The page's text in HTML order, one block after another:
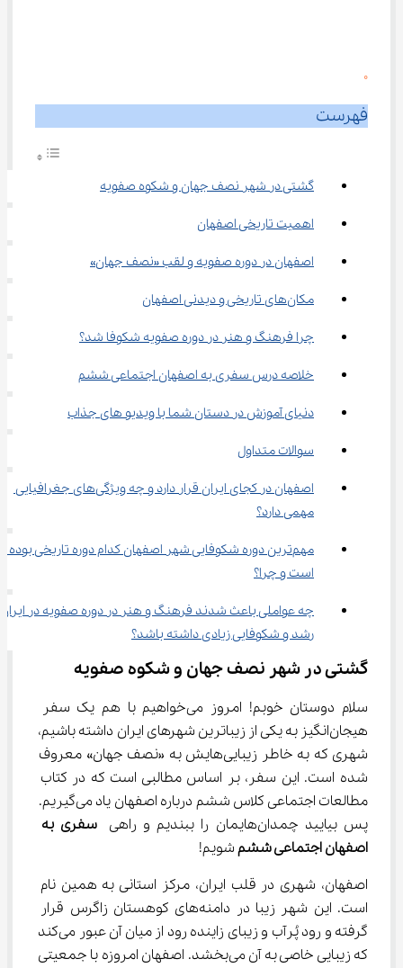
0
فهرست
گشتی در شهر نصف جهان و شکوه صفویه
اهمیت تاریخی اصفهان
اصفهان در دوره صفویه و لقب «نصف جهان»
مکان‌های تاریخی و دیدنی اصفهان
چرا فرهنگ و هنر در دوره صفویه شکوفا شد؟
خلاصه درس سفری به اصفهان اجتماعی ششم
دنیای آموزش در دستان شما با ویدیو های جذاب
سوالات متداول
اصفهان در کجای ایران قرار دارد و چه ویژگی‌های جغرافیایی
مهمی دارد؟
مهم‌ترین دوره شکوفایی شهر اصفهان کدام دوره تاریخی بوده
است و چرا؟
چه عواملی باعث شدند فرهنگ و هنر در دوره صفویه در
رشد و شکوفایی زیادی داشته باشد؟
گشتی در شهر نصف جهان و شکوه صفویه
سلام دوستان خوبم! امروز می‌خواهیم با هم یک سفر
هیجان‌انگیز به یکی از زیباترین شهرهای ایران داشته باشیم،
شهری که به خاطر زیبایی‌هایش به «نصف جهان» معروف
شده است. این سفر، بر اساس مطالبی است که در کتاب
مطالعات اجتماعی کلاس ششم درباره اصفهان یاد می‌گیریم.
پس بیایید چمدان‌هایمان را ببندیم و راهی
سفری به
اصفهان اجتماعی ششم شویم!
اصفهان، شهری در قلب ایران، مرکز استانی به همین نام
است. این شهر زیبا در دامنه‌های کوهستان زاگرس قرار
گرفته و رود پُرآب و زیبای زاینده رود از میان آن عبور می‌کند
که زیبایی خاصی به آن می‌بخشد. اصفهان امروزه با جمعیتی